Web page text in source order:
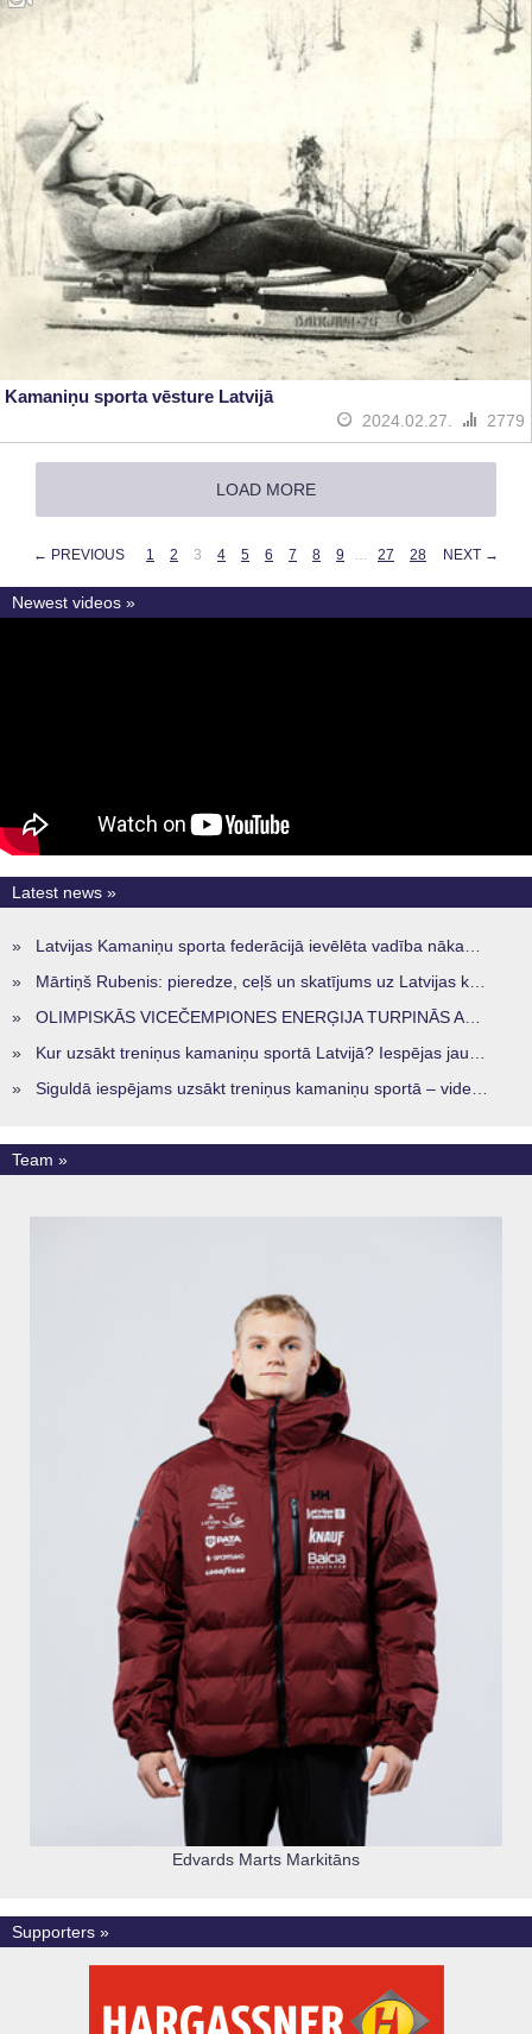
Kamaniņu sporta vēsture Latvijā
2024.02.27. 2779
LOAD MORE
← PREVIOUS 1 2 3 4 5 6 7 8 9 27 28 NEXT →
Newest videos »
Latest news »
» Latvijas Kamaniņu sporta federācijā ievēlēta vadība nākamajam četru gadu termiņam
» Mārtiņš Rubenis: pieredze, ceļš un skatījums uz Latvijas kamaniņu sportu
» OLIMPISKĀS VICEČEMPIONES ENERĢIJA TURPINĀS ARĪ STARPSEZONĀ
» Kur uzsākt treniņus kamaniņu sportā Latvijā? Iespējas jaunajiem sportistiem visos reģionos
» Siguldā iespējams uzsākt treniņus kamaniņu sportā – vide, kur veidojas nākamā sportistu paaudze
Team »
Edvards Marts Markitāns
Supporters »